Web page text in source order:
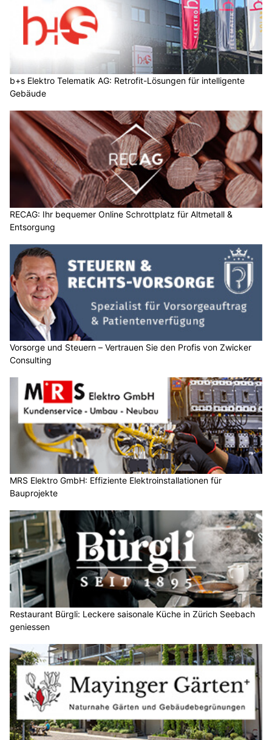
b+s Elektro Telematik AG: Retrofit-Lösungen für intelligente
Gebäude
RECAG: Ihr bequemer Online Schrottplatz für Altmetall &
Entsorgung
Vorsorge und Steuern – Vertrauen Sie den Profis von Zwicker
Consulting
MRS Elektro GmbH: Effiziente Elektroinstallationen für
Bauprojekte
Restaurant Bürgli: Leckere saisonale Küche in Zürich Seebach
geniessen